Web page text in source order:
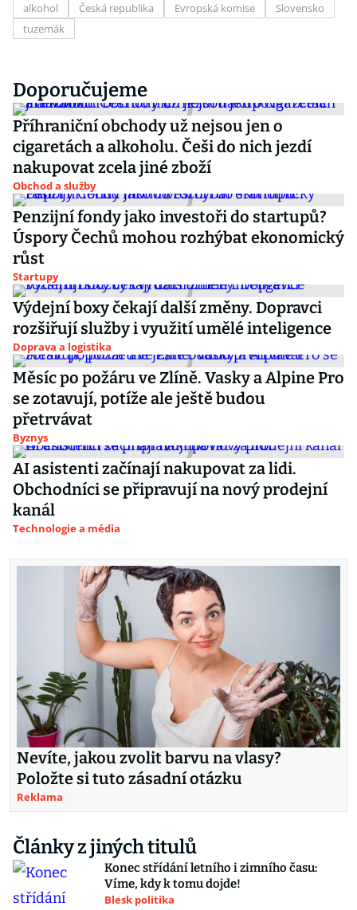
alkohol Česká republika Evropská komise
Slovensko
tuzemák
Doporučujeme
Příhraniční obchody už nejsou jen o
cigaretách a alkoholu. Češi do nich jezdí
nakupovat zcela jiné zboží
Obchod a služby
Penzijní fondy jako investoři do startupů?
Úspory Čechů mohou rozhýbat ekonomický
růst
Startupy
Výdejní boxy čekají další změny. Dopravci
rozšiřují služby i využití umělé inteligence
Doprava a logistika
Měsíc po požáru ve Zlíně. Vasky a Alpine Pro
se zotavují, potíže ale ještě budou
přetrvávat
Byznys
AI asistenti začínají nakupovat za lidi.
Obchodníci se připravují na nový prodejní
kanál
Technologie a média
Nevíte, jakou zvolit barvu na vlasy?
Položte si tuto zásadní otázku
Reklama
Články z jiných titulů
Konec střídání letního i zimního času:
Víme, kdy k tomu dojde!
Blesk politika